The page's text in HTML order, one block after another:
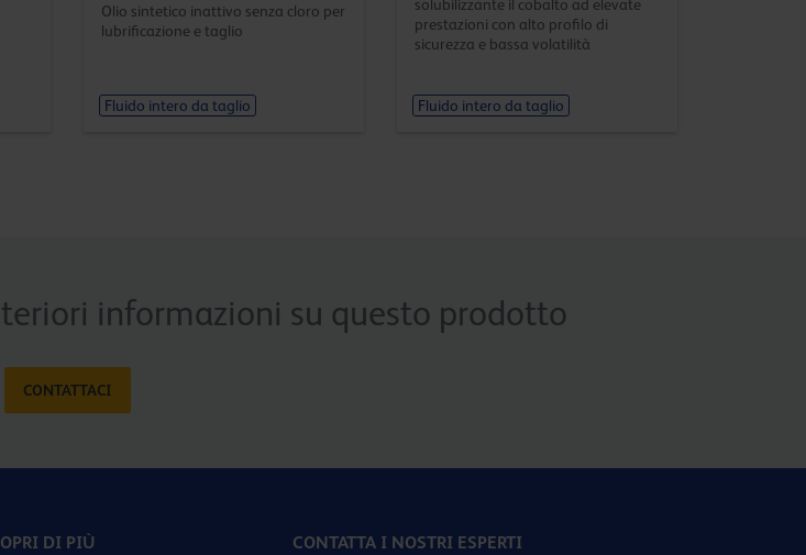
Olio sintetico inattivo senza cloro per
lubrificazione e taglio
Fluido intero da taglio
solubilizzante il cobalto ad elevate
prestazioni con alto profilo di
sicurezza e bassa volatilità
Fluido intero da taglio
informazioni su questo prodotto
CONTATTACI
DI PIÙ CONTATTA I NOSTRI ESPERTI